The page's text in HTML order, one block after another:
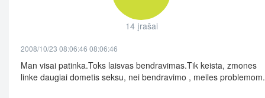
14 įrašai
2008/10/23 08:06:46 08:06:46
Man visai patinka.Toks laisvas bendravimas.Tik keista, zmones
linke daugiai dometis seksu, nei bendravimo , meiles problemom.